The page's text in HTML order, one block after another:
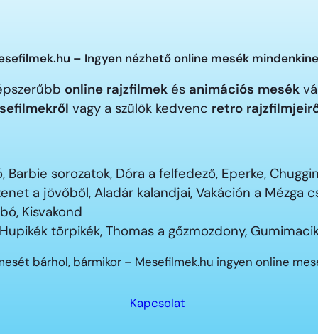
– Ingyen nézhető online mesék
online rajzfilmek és animációs mesék
vagy a szülők kedvenc retro
sorozatok, Dóra a felfedező, Eperke,
a jövőből, Aladár kalandjai, Vakáción a Mézga
Kisvakond
törpikék, Thomas a gőzmozdony,
bárhol, bármikor – Mesefilmek.hu ingyen online
Kapcsolat